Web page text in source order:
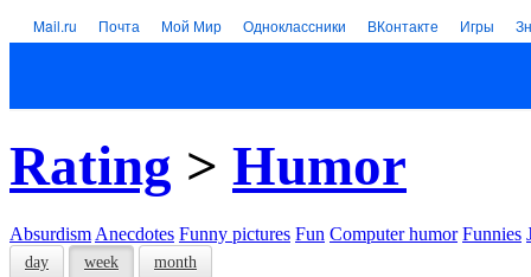
Mail.ru Почта Мой Мир Одноклассники ВКонтакте Игры
Rating > Humor
Absurdism Anecdotes Funny pictures Fun Computer humor Funnies
day week month